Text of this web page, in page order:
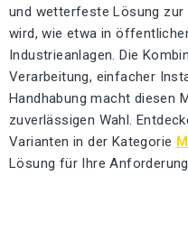
und wetterfeste Lösung
wird, wie etwa in
Industrieanlagen. Die
Verarbeitung, einfacher
Handhabung macht diesen
zuverlässigen Wahl.
Varianten in der Kategorie
Lösung für Ihre